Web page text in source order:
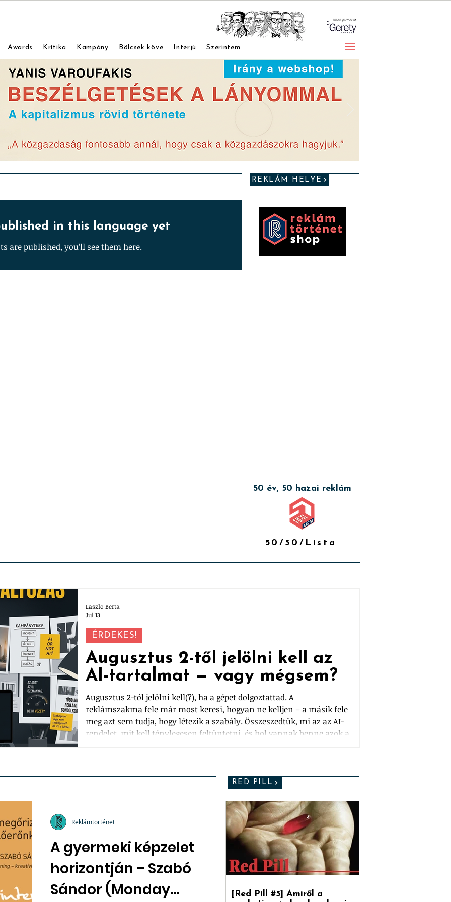
Awards Kritika Kampány Bölcsek köve Interjú Szerintem
Breakfast
Ideas
REKLÁM HELYE
in this language yet
are published, you’ll see them here.
50/50/Lista
50 év, 50 hazai reklám
Augusztus 2-től jelölni kell az
AI-tartalmat — vagy mégsem?
Augusztus 2-tól jelölni kell(?), ha a gépet dolgoztattad. A
reklámszakma fele már most keresi, hogyan ne kelljen – a másik fele
meg azt sem tudja, hogy létezik a szabály. Összeszedtük, mi az az AI-
rendelet, mit kell ténylegesen feltüntetni, és hol vannak benne azok a
ÉRDEKES!
Laszlo Berta
Jul 13
RED PILL
A gyermeki képzelet
horizontján – Szabó
Sándor (Monday
Reklámtörténet
[Red Pill #5] Amiről a